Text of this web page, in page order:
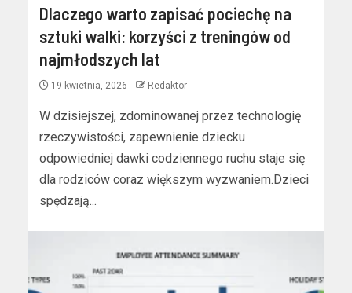
Dlaczego warto zapisać pociechę na
sztuki walki: korzyści z treningów od
najmłodszych lat
19 kwietnia, 2026 Redaktor
W dzisiejszej, zdominowanej przez technologię
rzeczywistości, zapewnienie dziecku
odpowiedniej dawki codziennego ruchu staje się
dla rodziców coraz większym wyzwaniem.Dzieci
spędzają...